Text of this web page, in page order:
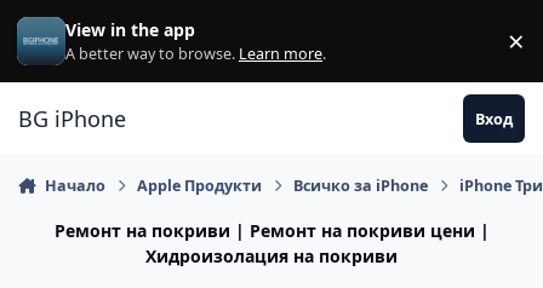
Премини към съдържанието
View in the app
A better way to browse. Learn more. ×
BG iPhone Вход
Начало Apple Продукти Всичко за iPhone iPhone
Ремонт на покриви | Ремонт на покриви цени |
Хидроизолация на покриви